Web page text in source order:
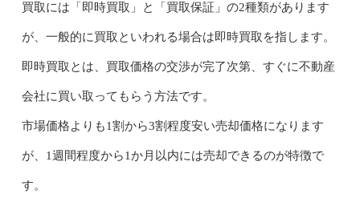
買取には「即時買取」と「買取保証」の2種類があります
が、一般的に買取といわれる場合は即時買取を指します。
即時買取とは、買取価格の交渉が完了次第、すぐに不動産
会社に買い取ってもらう方法です。
市場価格よりも1割から3割程度安い売却価格になります
が、1週間程度から1か月以内には売却できるのが特徴で
す。